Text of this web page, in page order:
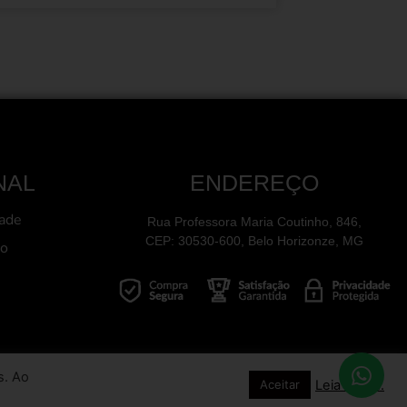
ENDEREÇO
Rua Professora Maria Coutinho, 846,
CEP: 30530-600, Belo Horizonze, MG
Ao Aceitar Leia Mais...